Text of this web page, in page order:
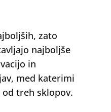
zato
najboljše
in
med katerimi
treh sklopov.